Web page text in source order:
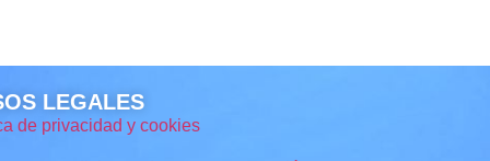
LEGALES
de privacidad y cookies